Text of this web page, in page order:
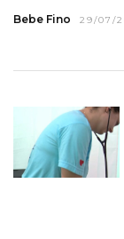
Bebe Fino 29/07/